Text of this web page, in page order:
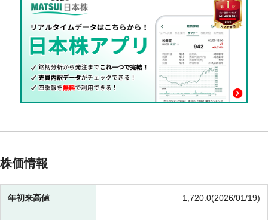
株価情報
年初来高値 1,720.0(2026/01/19)